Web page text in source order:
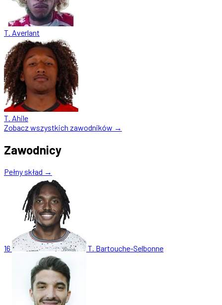
T. Averlant
T. Ahile
Zobacz wszystkich zawodników →
Zawodnicy
Pełny skład →
16 T. Bartouche-Selbonne